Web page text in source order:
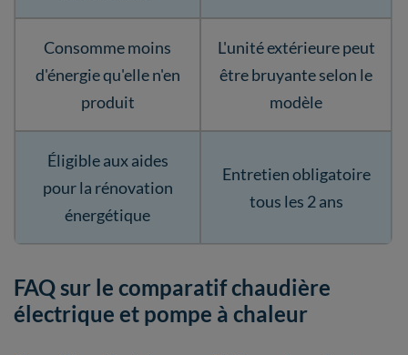
Consomme moins
d'énergie qu'elle n'en
produit
L'unité extérieure peut
être bruyante selon le
modèle
Éligible aux aides
pour la rénovation
énergétique
Entretien obligatoire
tous les 2 ans
FAQ sur le comparatif chaudière
électrique et pompe à chaleur